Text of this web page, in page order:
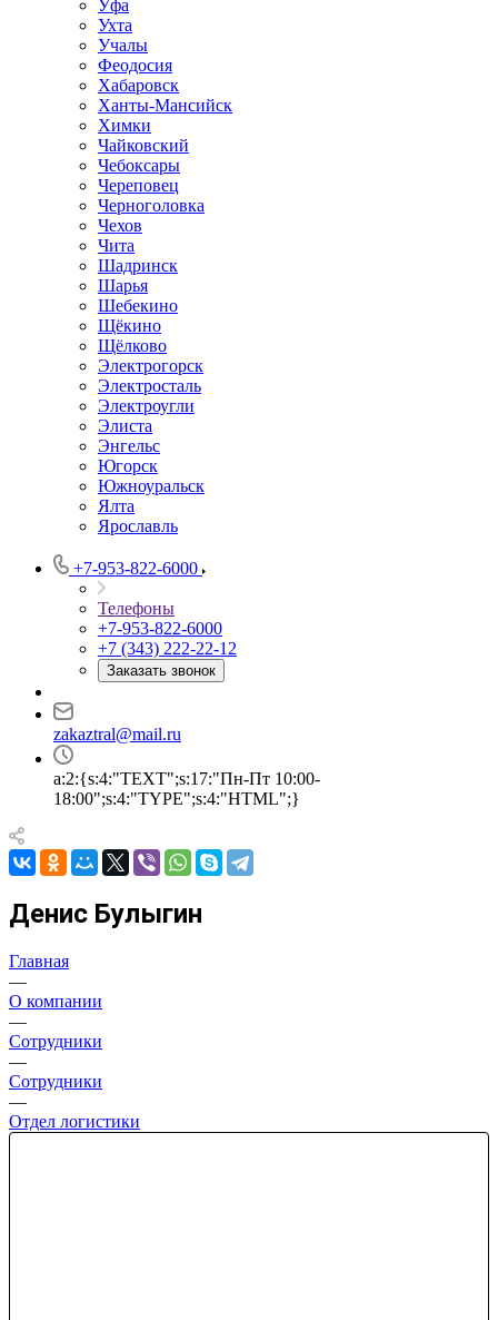
Уфа
Ухта
Учалы
Феодосия
Хабаровск
Ханты-Мансийск
Химки
Чайковский
Чебоксары
Череповец
Черноголовка
Чехов
Чита
Шадринск
Шарья
Шебекино
Щёкино
Щёлково
Электрогорск
Электросталь
Электроугли
Элиста
Энгельс
Югорск
Южноуральск
Ялта
Ярославль
+7-953-822-6000
Телефоны
+7-953-822-6000
+7 (343) 222-22-12
Заказать звонок
zakaztral@mail.ru
a:2:{s:4:"TEXT";s:17:"Пн-Пт 10:00-
18:00";s:4:"TYPE";s:4:"HTML";}
Денис Булыгин
Главная
—
О компании
—
Сотрудники
—
Сотрудники
—
Отдел логистики